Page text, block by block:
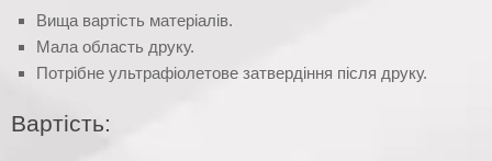
Вища вартість матеріалів.
Мала область друку.
Потрібне ультрафіолетове затвердіння після друку.
Вартість: